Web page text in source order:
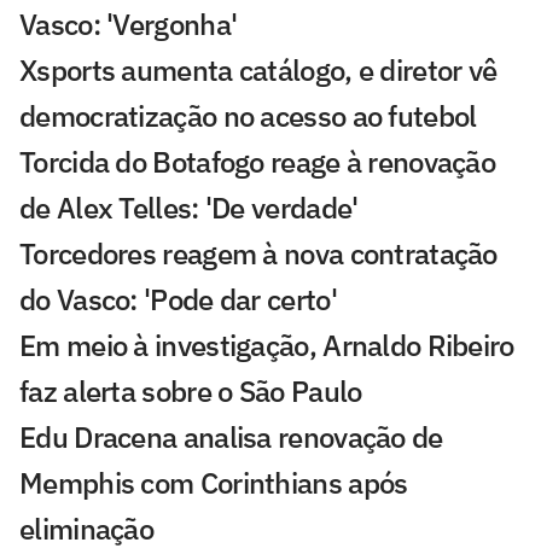
Vasco: 'Vergonha'
Xsports aumenta catálogo, e diretor vê
democratização no acesso ao futebol
Torcida do Botafogo reage à renovação
de Alex Telles: 'De verdade'
Torcedores reagem à nova contratação
do Vasco: 'Pode dar certo'
Em meio à investigação, Arnaldo Ribeiro
faz alerta sobre o São Paulo
Edu Dracena analisa renovação de
Memphis com Corinthians após
eliminação